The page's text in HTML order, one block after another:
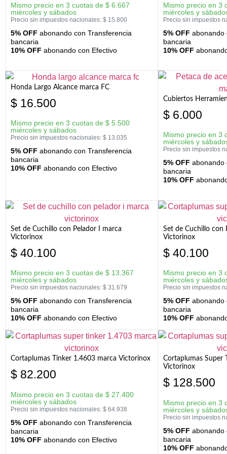
Mismo precio en 3 cuotas de $ 6.667
miércoles y sábados
Precio sin impuestos nacionales: $ 15.800
5% OFF abonando con Transferencia
bancaria
10% OFF abonando con Efectivo
Mismo precio en 3
miércoles y
Precio sin impuestos
5% OFF abonando
bancaria
10% OFF
Honda Largo Alcance marca FC
$ 16.500
Mismo precio en 3 cuotas de $ 5.500
miércoles y sábados
Precio sin impuestos nacionales: $ 13.035
5% OFF abonando con Transferencia
bancaria
10% OFF abonando con Efectivo
Cubiertos
$ 6.000
Mismo precio en 3
miércoles y
Precio sin impuestos
5% OFF abonando
bancaria
10% OFF
Set de Cuchillo con Pelador I marca
Victorinox
$ 40.100
Mismo precio en 3 cuotas de $ 13.367
miércoles y sábados
Precio sin impuestos nacionales: $ 31.679
5% OFF abonando con Transferencia
bancaria
10% OFF abonando con Efectivo
Set de Cuchillo con
Victorinox
$ 40.100
Mismo precio en 3
miércoles y
Precio sin impuestos
5% OFF abonando
bancaria
10% OFF
Cortaplumas Tinker 1.4603 marca Victorinox
$ 82.200
Mismo precio en 3 cuotas de $ 27.400
miércoles y sábados
Precio sin impuestos nacionales: $ 64.938
5% OFF abonando con Transferencia
bancaria
10% OFF abonando con Efectivo
Cortaplumas Super
Victorinox
$ 128.500
Mismo precio en 3
miércoles y
Precio sin impuestos
5% OFF abonando
bancaria
10% OFF